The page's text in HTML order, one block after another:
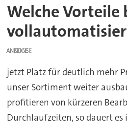
Welche Vorteile
ANZEIGE
jetzt Platz für deutlich mehr
unser Sortiment weiter
profitieren von kürzeren
Durchlaufzeiten, so dauert es